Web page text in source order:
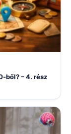
ből? – 4. rész